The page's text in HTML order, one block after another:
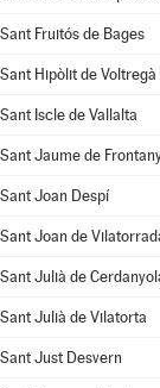
Sant Fruitós de Bages
Sant Hipòlit de Voltregà
Sant Iscle de Vallalta
Sant Jaume de
Sant Joan Despí
Sant Joan de
Sant Julià de
Sant Julià de Vilatorta
Sant Just Desvern